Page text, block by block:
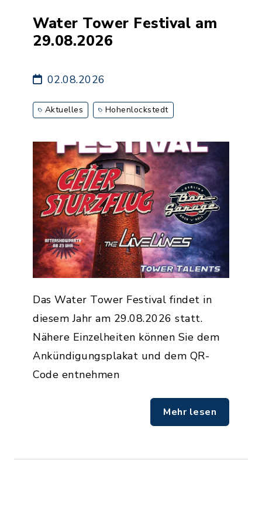
Water Tower Festival am
29.08.2026
02.08.2026
Aktuelles Hohenlockstedt
Das Water Tower Festival findet in
diesem Jahr am 29.08.2026 statt.
Nähere Einzelheiten können Sie dem
Ankündigungsplakat und dem QR-
Code entnehmen
Mehr lesen